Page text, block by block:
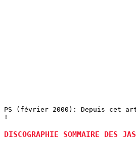
PS (février 2000): Depuis cet
!
DISCOGRAPHIE SOMMAIRE DES